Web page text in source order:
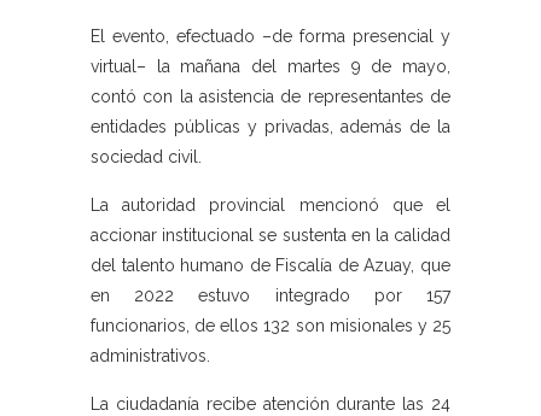
El evento, efectuado –de forma presencial y
virtual– la mañana del martes 9 de mayo,
contó con la asistencia de representantes de
entidades públicas y privadas, además de la
sociedad civil.
La autoridad provincial mencionó que el
accionar institucional se sustenta en la calidad
del talento humano de Fiscalía de Azuay, que
en 2022 estuvo integrado por 157
funcionarios, de ellos 132 son misionales y 25
administrativos.
La ciudadanía recibe atención durante las 24